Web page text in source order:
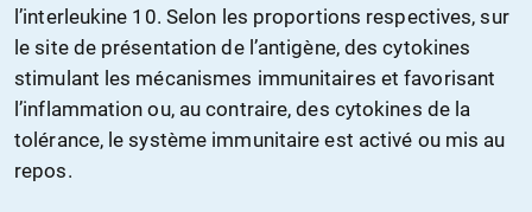
l’interleukine 10. Selon les proportions respectives, sur
le site de présentation de l’antigène, des cytokines
stimulant les mécanismes immunitaires et favorisant
l’inflammation ou, au contraire, des cytokines de la
tolérance, le système immunitaire est activé ou mis au
repos.